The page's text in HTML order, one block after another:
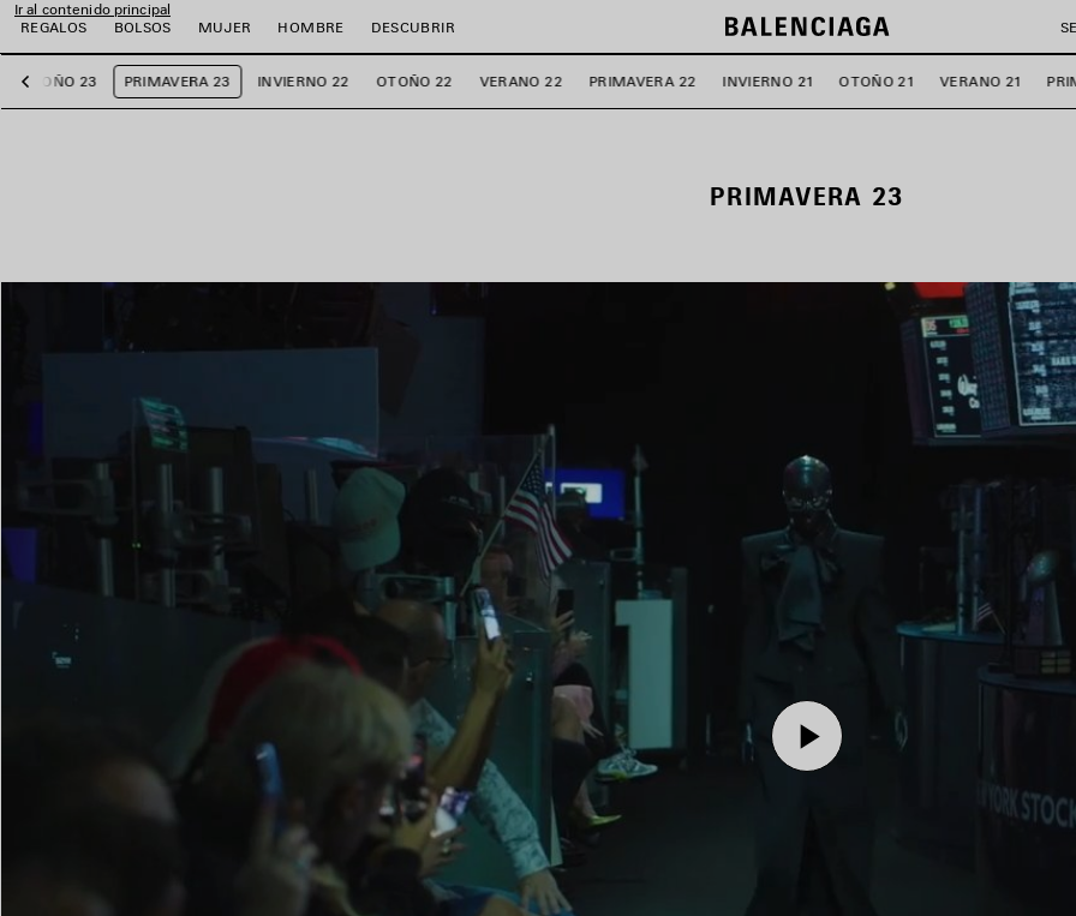
Ir al contenido principal
REGALOS
BOLSOS MUJER HOMBRE DESCUBRIR
Anterior
OTOÑO 23 PRIMAVERA 23 INVIERNO 22 OTOÑO 22 VERANO 22 PRIMAVERA 22 INVIERNO 21 OTOÑO 21 VERANO 21
PRIMAVERA 23
Play